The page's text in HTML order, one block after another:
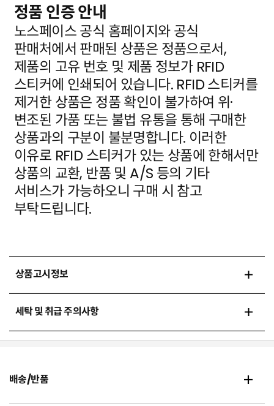
정품 인증 안내
노스페이스 공식 홈페이지와 공식
판매처에서 판매된 상품은 정품으로서,
제품의 고유 번호 및 제품 정보가 RFID
스티커에 인쇄되어 있습니다. RFID 스티커를
제거한 상품은 정품 확인이 불가하여 위·
변조된 가품 또는 불법 유통을 통해 구매한
상품과의 구분이 불분명합니다. 이러한
이유로 RFID 스티커가 있는 상품에 한해서만
상품의 교환, 반품 및 A/S 등의 기타
서비스가 가능하오니 구매 시 참고
부탁드립니다.
상품고시정보
세탁 및 취급 주의사항
배송/반품